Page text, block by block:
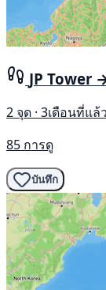
JP Tower
2 จุด · 3เดือนที่แล้ว
85 การดู
บันทึก